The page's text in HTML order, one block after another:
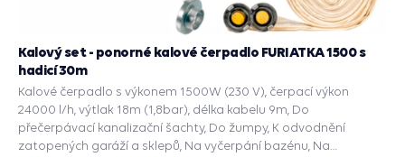
Kalový set - ponorné kalové čerpadlo FURIATKA 1500 s
hadicí 30m
Kalové čerpadlo s výkonem 1500W (230 V), čerpací výkon
24000 l/h, výtlak 18m (1,8bar), délka kabelu 9m, Do
přečerpávací kanalizační šachty, Do žumpy, K odvodnění
zatopených garáží a sklepů, Na vyčerpání bazénu, Na